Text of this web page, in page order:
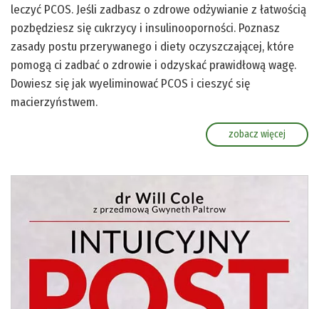
leczyć PCOS. Jeśli zadbasz o zdrowe odżywianie z łatwością
pozbędziesz się cukrzycy i insulinooporności. Poznasz
zasady postu przerywanego i diety oczyszczającej, które
pomogą ci zadbać o zdrowie i odzyskać prawidłową wagę.
Dowiesz się jak wyeliminować PCOS i cieszyć się
macierzyństwem.
zobacz więcej